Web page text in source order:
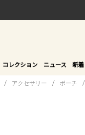
コレクション ニュース 新着
/ アクセサリー / ポーチ /